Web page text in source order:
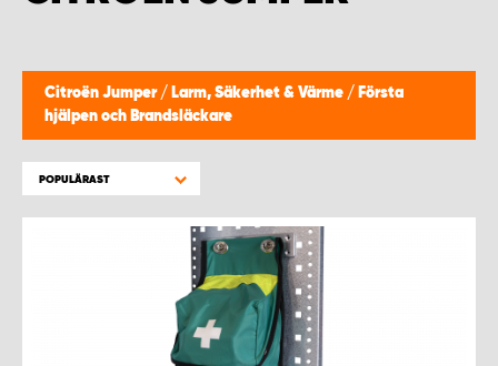
Citroën Jumper / Larm, Säkerhet & Värme / Första
hjälpen och Brandsläckare
POPULÄRAST
WORK SYSTEM HELSINGBORG
WORK SYSTEM JÖNKÖPING
WORK SYSTEM KARLSTAD
WORK SYSTEM KRISTIANSTAD